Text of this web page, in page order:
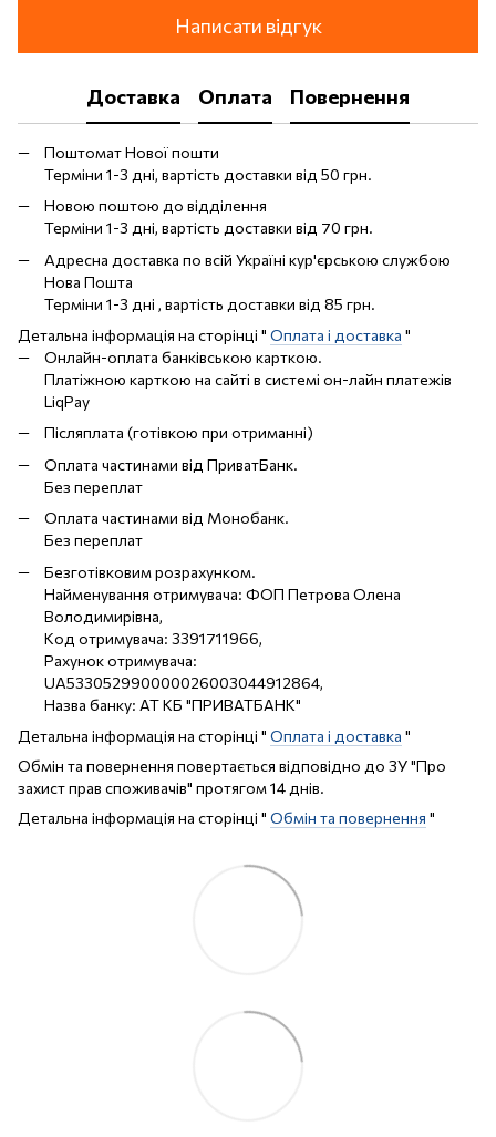
Написати відгук
Доставка Оплата Повернення
Поштомат Нової пошти
Терміни 1-3 дні, вартість доставки від 50 грн.
Новою поштою до відділення
Терміни 1-3 дні, вартість доставки від 70 грн.
Адресна доставка по всій Україні кур'єрською службою
Нова Пошта
Терміни 1-3 дні , вартість доставки від 85 грн.
Детальна інформація на сторінці " Оплата і доставка "
Онлайн-оплата банківською карткою.
Платіжною карткою на сайті в системі он-лайн платежів
LiqPay
Післяплата (готівкою при отриманні)
Оплата частинами від ПриватБанк.
Без переплат
Оплата частинами від Монобанк.
Без переплат
Безготівковим розрахунком.
Найменування отримувача: ФОП Петрова Олена
Володимирівна,
Код отримувача: 3391711966,
Рахунок отримувача:
UA533052990000026003044912864,
Назва банку: АТ КБ "ПРИВАТБАНК"
Детальна інформація на сторінці " Оплата і доставка "
Обмін та повернення повертається відповідно до ЗУ "Про
захист прав споживачів" протягом 14 днів.
Детальна інформація на сторінці " Обмін та повернення "